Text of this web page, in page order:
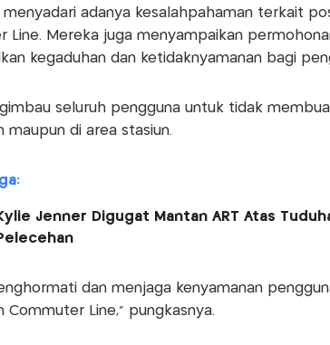
menyadari adanya kesalahpahaman terkait
Line. Mereka juga menyampaikan
kegaduhan dan ketidaknyamanan bagi
seluruh pengguna untuk tidak
maupun di area stasiun.
Jenner Digugat Mantan ART Atas
dan menjaga kenyamanan
Commuter Line,” pungkasnya.